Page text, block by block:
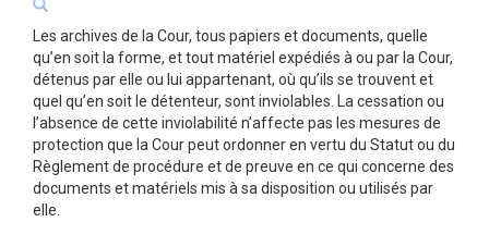
Les archives de la Cour, tous papiers et documents, quelle
qu’en soit la forme, et tout matériel expédiés à ou par la Cour,
détenus par elle ou lui appartenant, où qu’ils se trouvent et
quel qu’en soit le détenteur, sont inviolables. La cessation ou
l’absence de cette inviolabilité n’affecte pas les mesures de
protection que la Cour peut ordonner en vertu du Statut ou du
Règlement de procédure et de preuve en ce qui concerne des
documents et matériels mis à sa disposition ou utilisés par
elle.